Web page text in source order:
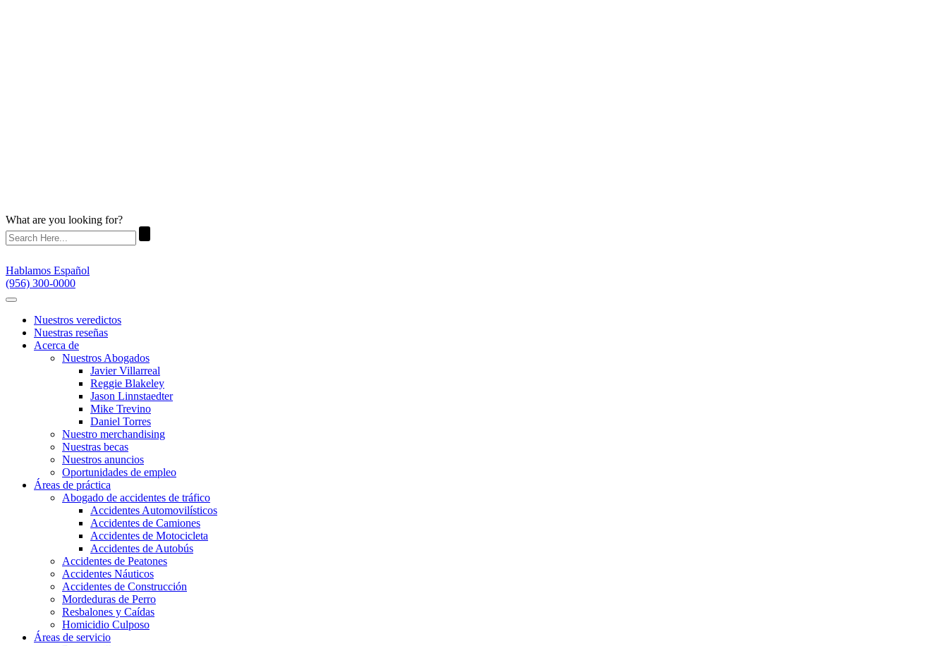
What are you looking for?
Hablamos Español
(956) 300-0000
Nuestros veredictos
Nuestras reseñas
Acerca de
Nuestros Abogados
Javier Villarreal
Reggie Blakeley
Jason Linnstaedter
Mike Trevino
Daniel Torres
Nuestro merchandising
Nuestras becas
Nuestros anuncios
Oportunidades de empleo
Áreas de práctica
Abogado de accidentes de tráfico
Accidentes Automovilísticos
Accidentes de Camiones
Accidentes de Motocicleta
Accidentes de Autobús
Accidentes de Peatones
Accidentes Náuticos
Accidentes de Construcción
Mordeduras de Perro
Resbalones y Caídas
Homicidio Culposo
Áreas de servicio